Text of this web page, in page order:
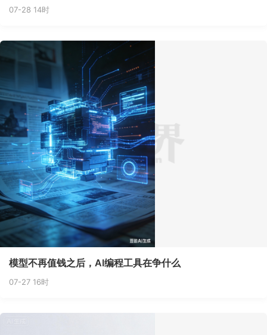
07-28 14时
模型不再值钱之后，AI编程工具在争什么
07-27 16时